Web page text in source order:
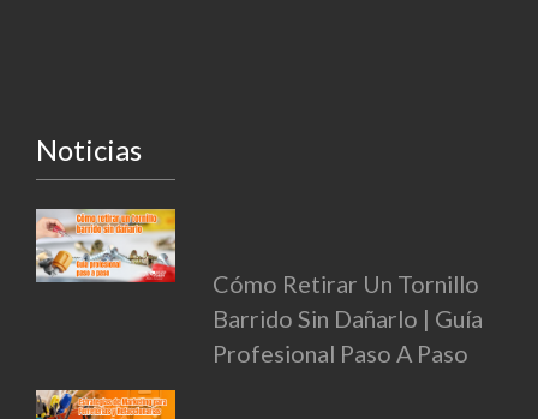
Noticias
Cómo Retirar Un Tornillo
Barrido Sin Dañarlo | Guía
Profesional Paso A Paso